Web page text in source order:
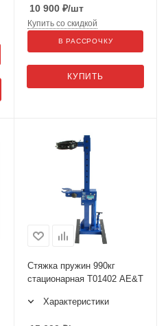
10 900 ₽/шт
КУПИТЬ
Купить со скидкой
В РАССРОЧКУ
Стяжка пружин 990кг
стационарная T01402 AE&T
Характеристики